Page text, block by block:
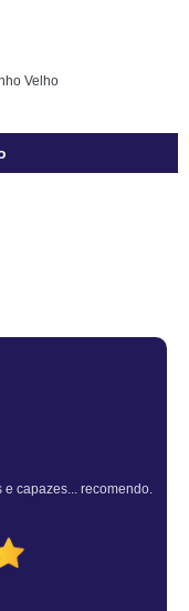
Velho
Fiuza
e Eficiente pelo